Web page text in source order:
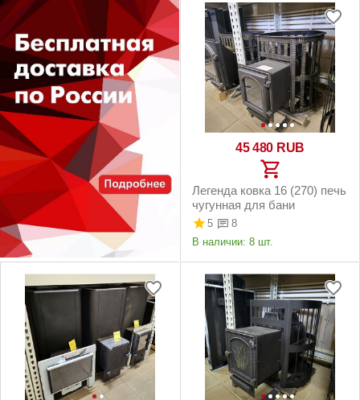
45 480 RUB
Легенда ковка 16 (270) печь
чугунная для бани
5
8
В наличии: 8 шт.